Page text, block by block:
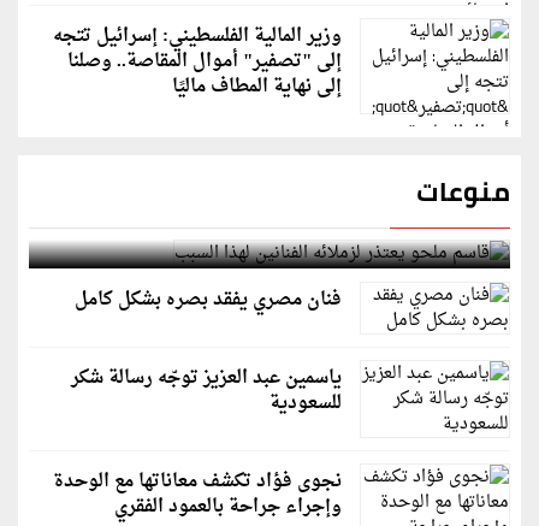
وزير المالية الفلسطيني: إسرائيل تتجه
إلى "تصفير" أموال المقاصة.. وصلنا
إلى نهاية المطاف ماليًا
منوعات
قاسم ملحو يعتذر لزملائه الفنانين لهذا السبب
فنان مصري يفقد بصره بشكل كامل
ياسمين عبد العزيز توجّه رسالة شكر
للسعودية
نجوى فؤاد تكشف معاناتها مع الوحدة
وإجراء جراحة بالعمود الفقري